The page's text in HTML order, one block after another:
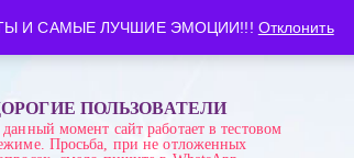
И САМЫЕ ЛУЧШИЕ ЭМОЦИИ!!! Отклонить
ПОЛЬЗОВАТЕЛИ
момент сайт работает в тестовом
Просьба, при не отложенных